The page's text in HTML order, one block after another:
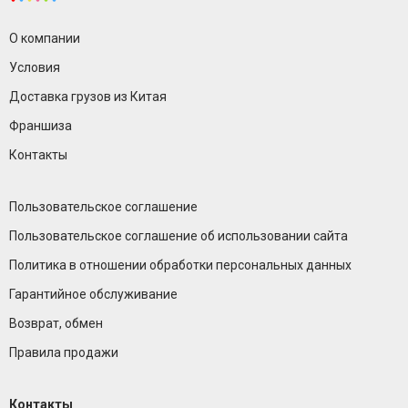
О компании
Условия
Доставка грузов из Китая
Франшиза
Контакты
Пользовательское соглашение
Пользовательское соглашение об использовании сайта
Политика в отношении обработки персональных данных
Гарантийное обслуживание
Возврат, обмен
Правила продажи
Контакты